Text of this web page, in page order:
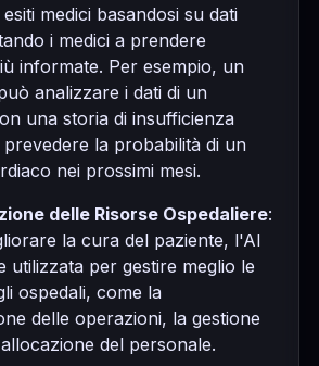
medici basandosi su dati
i medici a prendere
informate. Per esempio, un
analizzare i dati di un
una storia di insufficienza
prevedere la probabilità di un
nei prossimi mesi.
delle Risorse Ospedaliere:
la cura del paziente, l'AI
utilizzata per gestire meglio le
ospedali, come la
delle operazioni, la gestione
del personale.